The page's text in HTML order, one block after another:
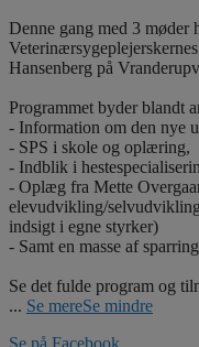
Denne gang med 3 møder
Hansenberg på
Programmet byder blandt
- Information om den nye
- SPS i skole og oplæring,
- Indblik i
- Oplæg fra Mette
elevudvikling/
indsigt i egne styrker)
- Samt en masse af
Se det fulde program og
... Se mereSe mindre